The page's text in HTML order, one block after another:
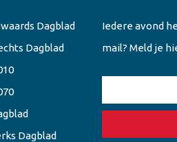
Dagblad
Dagblad
Dagblad
Iedere avond
mail? Meld je